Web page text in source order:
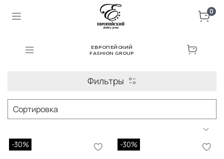
0
ЕВРОПЕЙСКИЙ
FASHION GROUP
Фильтры
-30% -30%